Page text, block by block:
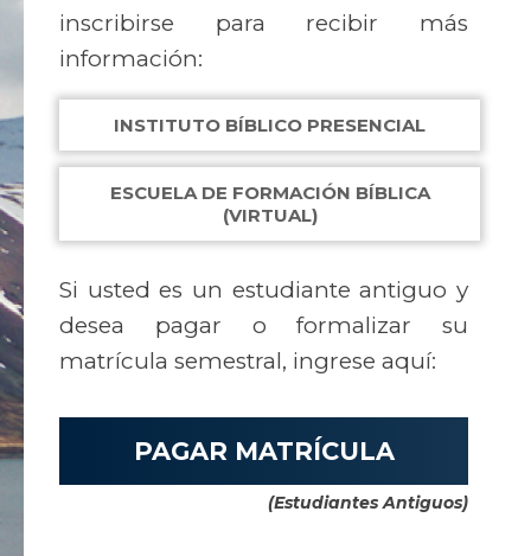
inscribirse para recibir más
información:
INSTITUTO BÍBLICO PRESENCIAL
ESCUELA DE FORMACIÓN BÍBLICA
(VIRTUAL)
Si usted es un estudiante antiguo y
desea pagar o formalizar su
matrícula semestral, ingrese aquí:
PAGAR MATRÍCULA
(Estudiantes Antiguos)